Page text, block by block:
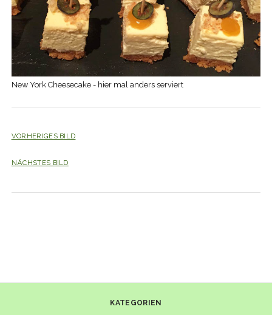
New York Cheesecake - hier mal anders serviert
VORHERIGES BILD
NÄCHSTES BILD
KATEGORIEN